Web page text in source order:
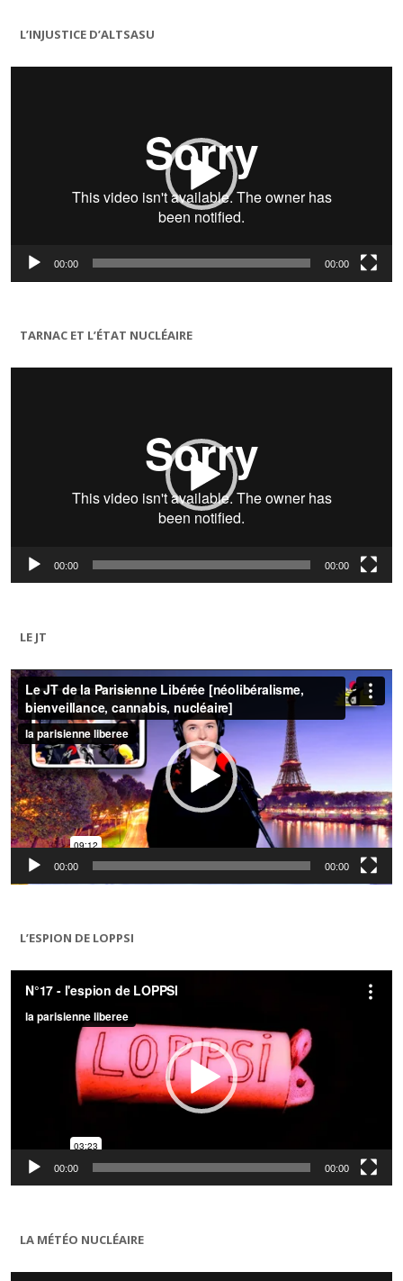
L’INJUSTICE D’ALTSASU
Lecteur
00:00 00:00
TARNAC ET L’ÉTAT NUCLÉAIRE
Lecteur
00:00 00:00
LE JT
Lecteur
vidéo
00:00 00:00
L’ESPION DE LOPPSI
Lecteur
vidéo
00:00 00:00
LA MÉTÉO NUCLÉAIRE
Lecteur